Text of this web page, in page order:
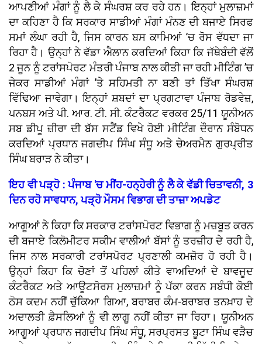
ਆਪਣੀਆਂ ਮੰਗਾਂ ਨੂੰ ਲੈ ਕੇ ਸੰਘਰਸ਼ ਕਰ ਰਹੇ ਹਨ। ਇਨ੍ਹਾਂ ਮੁਲਾਜ਼ਮਾਂ
ਦਾ ਕਹਿਣਾ ਹੈ ਕਿ ਸਰਕਾਰ ਸਾਡੀਆਂ ਮੰਗਾਂ ਮੰਨਣ ਦੀ ਬਜਾਏ ਸਿਰਫ
ਸਮਾਂ ਲੰਘਾ ਰਹੀ ਹੈ, ਜਿਸ ਕਾਰਨ ਬਸ ਕਾਮਿਆਂ ’ਚ ਰੋਸ ਵੱਧਦਾ ਜਾ
ਰਿਹਾ ਹੈ। ਉਨ੍ਹਾਂ ਨੇ ਵੱਡਾ ਐਲਾਨ ਕਰਦਿਆਂ ਕਿਹਾ ਕਿ ਜੱਥੇਬੰਦੀ ਵੱਲੋਂ
2 ਜੂਨ ਨੂੰ ਟਰਾਂਸਪੋਰਟ ਮੰਤਰੀ ਪੰਜਾਬ ਨਾਲ ਕੀਤੀ ਜਾ ਰਹੀ ਮੀਟਿੰਗ ’ਚ
ਜੇਕਰ ਸਾਡੀਆਂ ਮੰਗਾਂ ’ਤੇ ਸਹਿਮਤੀ ਨਾ ਬਣੀ ਤਾਂ ਤਿੱਖਾ ਸੰਘਰਸ਼
ਵਿੱਢਿਆ ਜਾਵੇਗਾ। ਇਨ੍ਹਾਂ ਸ਼ਬਦਾਂ ਦਾ ਪ੍ਰਗਟਾਵਾ ਪੰਜਾਬ ਰੋਡਵੇਜ਼,
ਪਨਬਸ ਅਤੇ ਪੀ. ਆਰ. ਟੀ. ਸੀ. ਕੰਟਰੈਕਟ ਵਰਕਰ 25/11 ਯੂਨੀਅਨ
ਸਬ ਡੀਪੂ ਜ਼ੀਰਾ ਦੀ ਬੱਸ ਸਟੈਂਡ ਵਿਖੇ ਹੋਈ ਮੀਟਿੰਗ ਦੌਰਾਨ ਸੰਬੋਧਨ
ਕਰਦਿਆਂ ਪ੍ਰਧਾਨ ਜਗਦੀਪ ਸਿੰਘ ਸੰਧੂ ਅਤੇ ਚੇਅਰਮੈਨ ਗੁਰਪ੍ਰੀਤ
ਸਿੰਘ ਬਰਾੜ ਨੇ ਕੀਤਾ।
ਇਹ ਵੀ ਪੜ੍ਹੋ : ਪੰਜਾਬ 'ਚ ਮੀਂਹ-ਹਨ੍ਹੇਰੀ ਨੂੰ ਲੈ ਕੇ ਵੱਡੀ ਚਿਤਾਵਨੀ, 3
ਦਿਨ ਰਹੋ ਸਾਵਧਾਨ, ਪੜ੍ਹੋ ਮੌਸਮ ਵਿਭਾਗ ਦੀ ਤਾਜ਼ਾ ਅਪਡੇਟ
ਆਗੂਆਂ ਨੇ ਕਿਹਾ ਕਿ ਸਰਕਾਰ ਟਰਾਂਸਪੋਰਟ ਵਿਭਾਗ ਨੂੰ ਮਜ਼ਬੂਤ ਕਰਨ
ਦੀ ਬਜਾਏ ਕਿਲੋਮੀਟਰ ਸਕੀਮ ਵਾਲੀਆਂ ਬੱਸਾਂ ਨੂੰ ਤਰਜ਼ੀਹ ਦੇ ਰਹੀ ਹੈ,
ਜਿਸ ਨਾਲ ਸਰਕਾਰੀ ਟਰਾਂਸਪੋਰਟ ਪ੍ਰਣਾਲੀ ਕਮਜ਼ੋਰ ਹੋ ਰਹੀ ਹੈ।
ਉਨ੍ਹਾਂ ਕਿਹਾ ਕਿ ਚੋਣਾਂ ਤੋਂ ਪਹਿਲਾਂ ਕੀਤੇ ਵਾਅਦਿਆਂ ਦੇ ਬਾਵਜੂਦ
ਕੰਟਰੈਕਟ ਅਤੇ ਆਊਟਸੋਰਸ ਮੁਲਾਜ਼ਮਾਂ ਨੂੰ ਪੱਕਾ ਕਰਨ ਸਬੰਧੀ ਕੋਈ
ਠੋਸ ਕਦਮ ਨਹੀਂ ਚੁੱਕਿਆ ਗਿਆ, ਬਰਾਬਰ ਕੰਮ-ਬਰਾਬਰ ਤਨਖ਼ਾਹ ਦੇ
ਅਦਾਲਤੀ ਫ਼ੈਸਲਿਆਂ ਨੂੰ ਵੀ ਲਾਗੂ ਨਹੀਂ ਕੀਤਾ ਜਾ ਰਿਹਾ। ਯੂਨੀਅਨ
ਆਗੂਆਂ ਪ੍ਰਧਾਨ ਜਗਦੀਪ ਸਿੰਘ ਸੰਧੂ, ਸਰਪ੍ਰਸਤ ਬੂਟਾ ਸਿੰਘ ਵੜੈਚ